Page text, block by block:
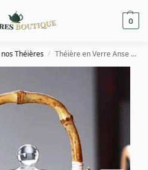
0
Théières / Théière en Verre Anse Bambou 600ML